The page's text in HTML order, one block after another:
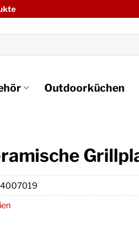
Outdoorküchen